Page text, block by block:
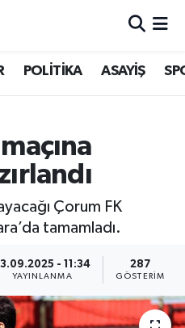
POLİTİKA ASAYİŞ
Çorum FK
tamamladı.
- 11:34
YAYINLANMA
287
GÖSTERIM
ve Fikstür